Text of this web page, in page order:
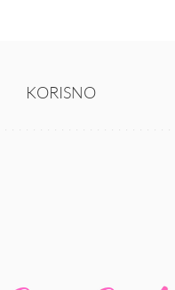
KORISNO